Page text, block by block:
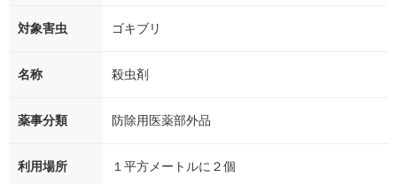
対象害虫 ゴキブリ
名称 殺虫剤
薬事分類 防除用医薬部外品
利用場所 １平方メートルに２個